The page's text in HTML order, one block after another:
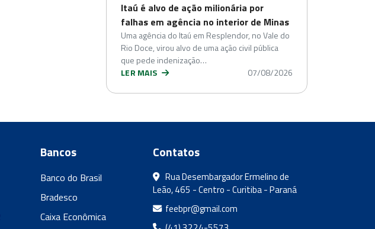
Itaú é alvo de ação milionária por
falhas em agência no interior de Minas
Uma agência do Itaú em Resplendor, no Vale do
Rio Doce, virou alvo de uma ação civil pública
que pede indenização…
LER MAIS
07/08/2026
Bancos
Banco do Brasil
Bradesco
Caixa Econômica
Contatos
Rua Desembargador Ermelino de
Leão, 465 - Centro - Curitiba - Paraná
feebpr@gmail.com